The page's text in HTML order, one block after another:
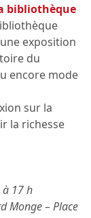
bibliothèque
exposition
du
encore mode
sur la
la richesse
17 h
Monge – Place